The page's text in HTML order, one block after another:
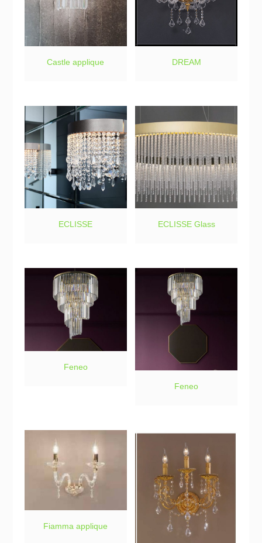
Castle applique DREAM
ECLISSE ECLISSE Glass
Feneo
Feneo
Fiamma applique